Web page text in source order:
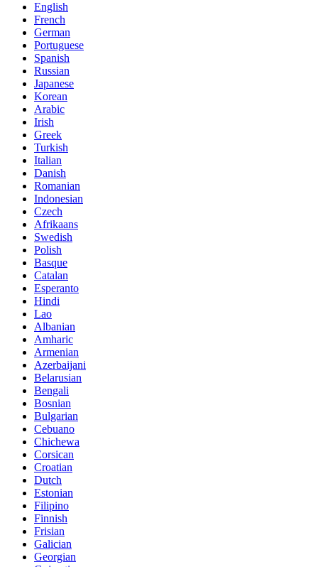
English
French
German
Portuguese
Spanish
Russian
Japanese
Korean
Arabic
Irish
Greek
Turkish
Italian
Danish
Romanian
Indonesian
Czech
Afrikaans
Swedish
Polish
Basque
Catalan
Esperanto
Hindi
Lao
Albanian
Amharic
Armenian
Azerbaijani
Belarusian
Bengali
Bosnian
Bulgarian
Cebuano
Chichewa
Corsican
Croatian
Dutch
Estonian
Filipino
Finnish
Frisian
Galician
Georgian